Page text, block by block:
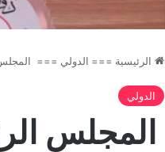
الرئيسية === الدولي ===
الدولي
المجلس